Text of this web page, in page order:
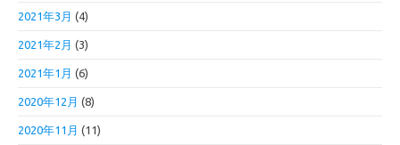
2021年3月 (4)
2021年2月 (3)
2021年1月 (6)
2020年12月 (8)
2020年11月 (11)